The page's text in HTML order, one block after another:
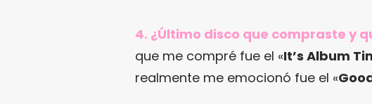
4. ¿Último disco que compraste y
que me compré fue el «It’s Album
realmente me emocionó fue el «